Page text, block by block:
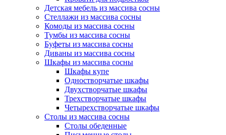
Детская мебель из массива сосны
Стеллажи из массива сосны
Комоды из массива сосны
Тумбы из массива сосны
Буфеты из массива сосны
Диваны из массива сосны
Шкафы из массива сосны
Шкафы купе
Одностворчатые шкафы
Двухстворчатые шкафы
Трехстворчатые шкафы
Четырехстворчатые шкафы
Столы из массива сосны
Столы обеденные